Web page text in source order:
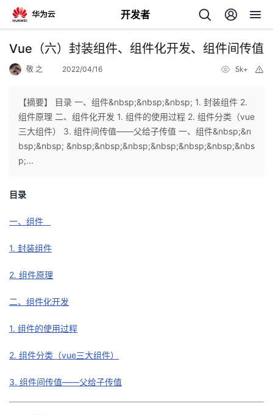
开发者
返
个
我
的
博
我
的
我
Vue（六）封装组件、组件化开发、组件间传值
敬 之 2022/04/16 5k+
【摘要】 目录 一、组件&nbsp;&nbsp;&nbsp; 1. 封装组件 2.
组件原理 二、组件化开发 1. 组件的使用过程 2. 组件分类（vue
三大组件） 3. 组件间传值——父给子传值 一、组件&nbsp;&n
bsp;&nbsp; &nbsp;&nbsp;&nbsp;&nbsp;&nbsp;&nbsp;&nbs
p;...
目录
一、组件
1. 封装组件
2. 组件原理
二、组件化开发
1. 组件的使用过程
2. 组件分类（vue三大组件）
3. 组件间传值——父给子传值